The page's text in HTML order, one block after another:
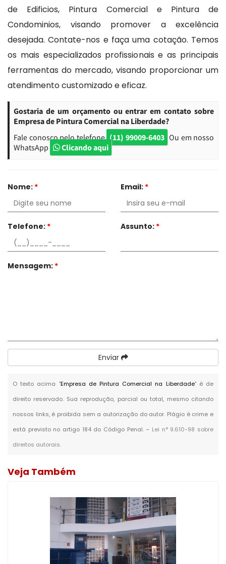
de Edificios, Pintura Comercial e Pintura de
Condominios, visando promover a excelência
desejada. Contate-nos e faça uma cotação. Temos
os mais especializados profissionais e as principais
ferramentas do mercado, visando proporcionar um
atendimento customizado e eficaz.
Gostaria de um orçamento ou entrar em contato sobre
Empresa de Pintura Comercial na Liberdade?
Fale conosco pelo telefone (11) 99009-6403 Ou em nosso
WhatsApp
Clicando aqui
Nome: * Email: *
Telefone: * Assunto: *
Mensagem: *
Enviar
O texto acima "Empresa de Pintura Comercial na Liberdade" é de
direito reservado. Sua reprodução, parcial ou total, mesmo citando
nossos links, é proibida sem a autorização do autor. Plágio é crime e
está previsto no artigo 184 do Código Penal. – Lei n° 9.610-98 sobre
direitos autorais.
Veja Também